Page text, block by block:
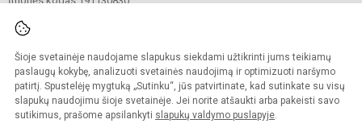
Šioje svetainėje naudojame slapukus siekdami užtikrinti jums teikiamų
paslaugų kokybę, analizuoti svetainės naudojimą ir optimizuoti naršymo
patirtį. Spustelėję mygtuką „Sutinku“, jūs patvirtinate, kad sutinkate su visų
slapukų naudojimu šioje svetainėje. Jei norite atšaukti arba pakeisti savo
sutikimus, prašome apsilankyti slapukų valdymo puslapyje.
© 2022. Rietavo Lauryno Ivinskio gimnazija. Visos teisės saugomos.
Kopijuoti turinį be raštiško gimnazijos sutikimo griežtai draudžiama.
Prieinamumo paraiška Slapukų valdymas
Sumanus būdas atnaujinti